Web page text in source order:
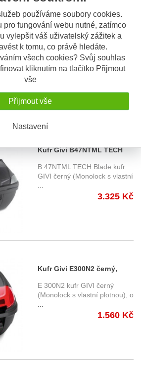
používáme soubory cookies.
pro fungování webu nutné, zatímco
vylepšit váš uživatelský zážitek a
k tomu, co právě hledáte.
všech cookies? Svůj souhlas
kliknutím na tlačítko Přijmout
vše
Přijmout vše
Nastavení
Kufr Givi B47NML Blade
B 47NML Blade kufr GIVI
černý (Monolock s vlastní
plotn...
Kufr Givi B47NTML TECH
Blade
B 47NTML TECH Blade kufr
GIVI černý (Monolock s vlastní
3.325 Kč
Kufr Givi E300N2 černý,
objem 30 ltr
E 300N2 kufr GIVI černý
(Monolock s vlastní plotnou), o
1.560 Kč